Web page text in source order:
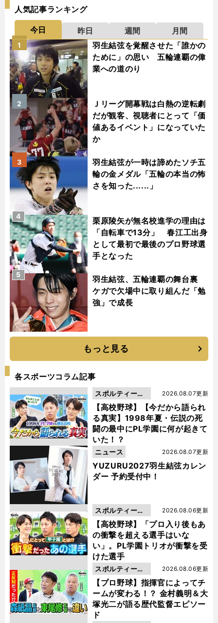
人気記事ランキング
今日 昨日 週間
月間
羽生結弦を覚醒させた「誰かの
ために」の思い 五輪連覇の偉
業への道のり
1
Ｊリーグ開幕戦は白熱の逆転劇
だが観客、視聴者にとって「価
値あるイベント」になっていた
か
2
羽生結弦が一時は諦めたソチ五
輪の金メダル「五輪の本当の怖
さを知った......」
3
栗原陵矢が無名校進学の理由は
「自転車で13分」 春江工出身
として最初で最後のプロ野球選
手となった
4
羽生結弦、五輪連覇の舞台裏
ケガで欠場中に取り組んだ「勉
強」で成長
5
もっと見る
各スポーツコラム記事
【高校野球】【今だから語られ
る真実】1998年夏・伝説の死
闘の最中にPL学園に何が起きて
いた！？
2026.08.07更新
スポルティーバ
動画
YUZURU2027羽生結弦カレン
ダー 予約受付中！
2026.08.07更新
ニュース
【高校野球】「プロ入り後もあ
の衝撃を超える選手はいな
い」。PL学園トリオが衝撃を受
けた選手
2026.08.06更新
スポルティーバ
動画
【プロ野球】指揮官によってチ
ームが変わる！？ 金村義明＆大
塚光二が語る歴代監督エピソー
ド
2026.08.06更新
スポルティーバ
動画